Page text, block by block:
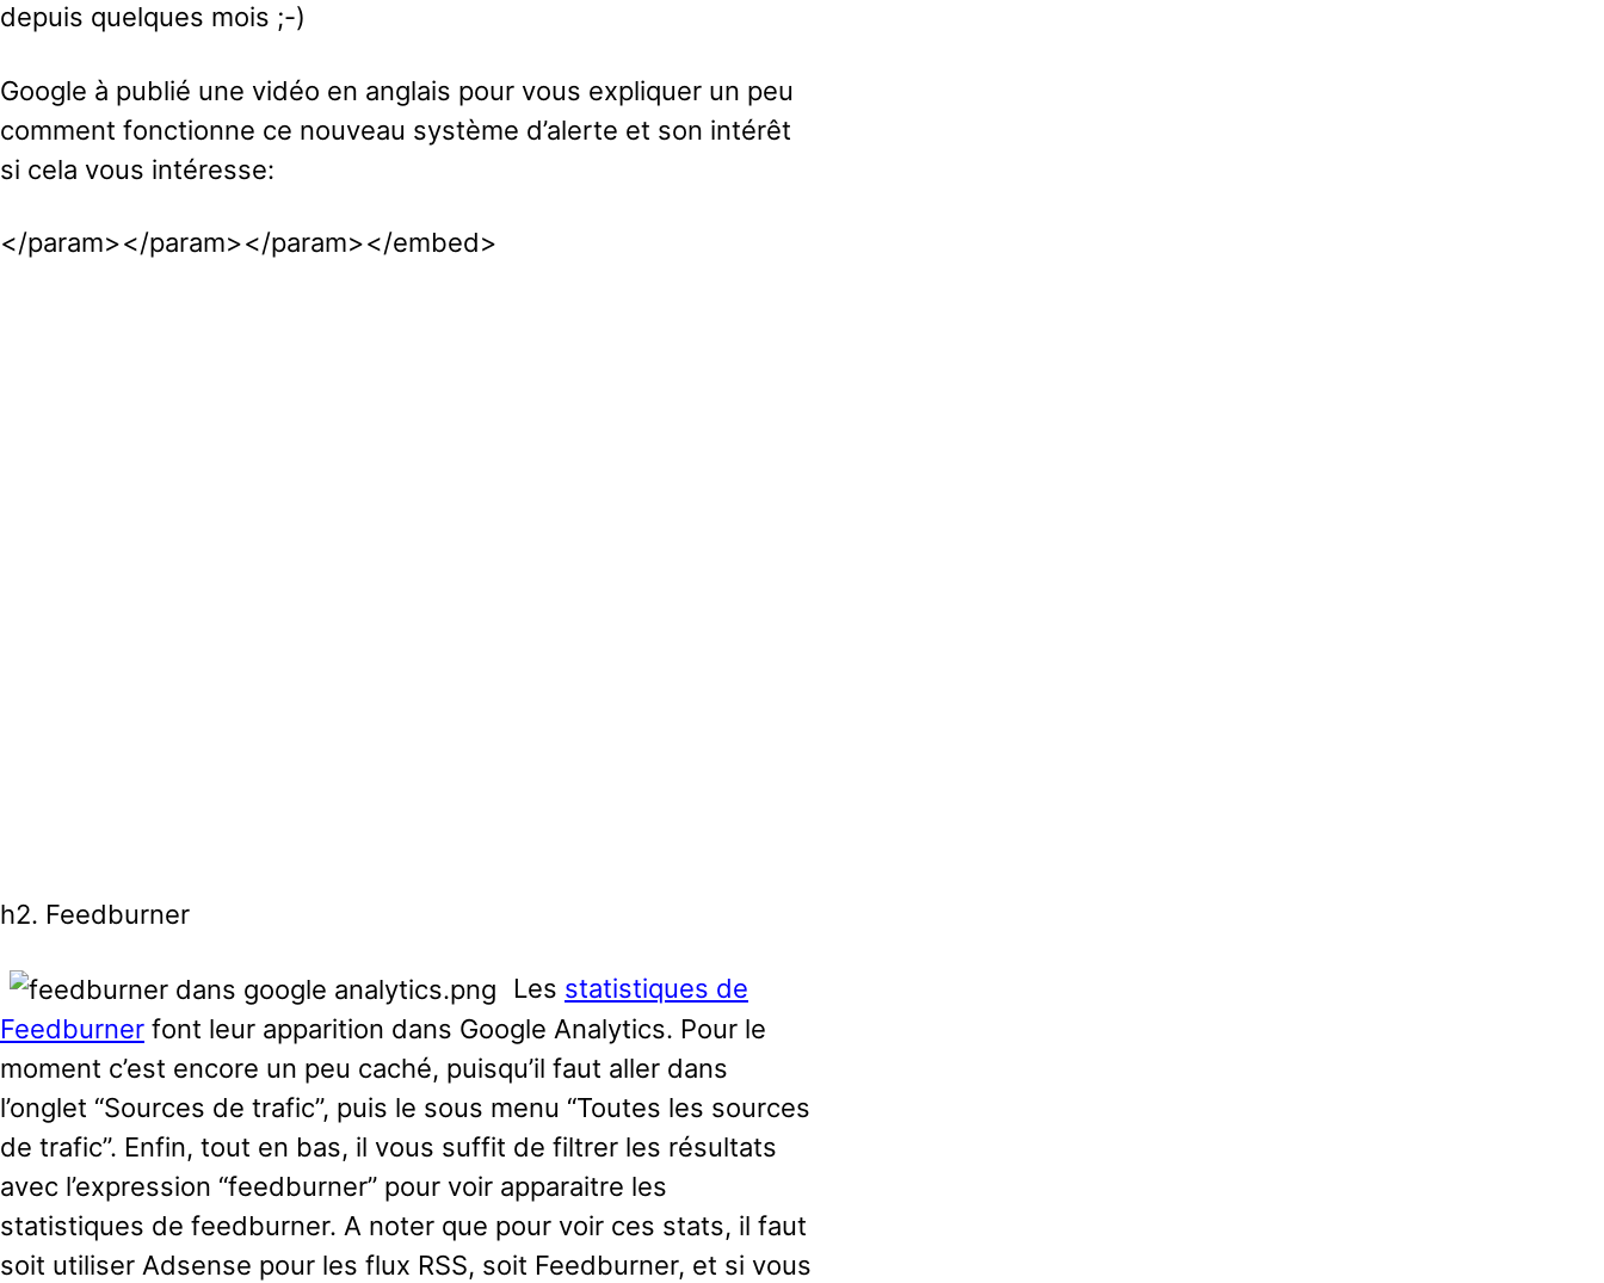
depuis quelques mois ;-)
Google à publié une vidéo en anglais pour vous expliquer un peu
comment fonctionne ce nouveau système d’alerte et son intérêt
si cela vous intéresse:
</param></param></param></embed>
h2. Feedburner
Les statistiques de
Feedburner font leur apparition dans Google Analytics. Pour le
moment c’est encore un peu caché, puisqu’il faut aller dans
l’onglet “Sources de trafic”, puis le sous menu “Toutes les sources
de trafic”. Enfin, tout en bas, il vous suffit de filtrer les résultats
avec l’expression “feedburner” pour voir apparaitre les
statistiques de feedburner. A noter que pour voir ces stats, il faut
soit utiliser Adsense pour les flux RSS, soit Feedburner, et si vous